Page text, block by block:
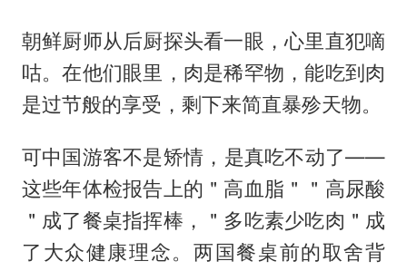
朝鲜厨师从后厨探头看一眼，心里直犯嘀
咕。在他们眼里，肉是稀罕物，能吃到肉
是过节般的享受，剩下来简直暴殄天物。
可中国游客不是矫情，是真吃不动了——
这些年体检报告上的＂高血脂＂＂高尿酸
＂成了餐桌指挥棒，＂多吃素少吃肉＂成
了大众健康理念。两国餐桌前的取舍背